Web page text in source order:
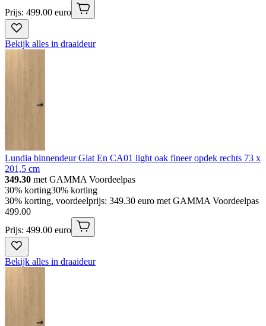
Prijs: 499.00 euro
Bekijk alles in draaideur
Lundia binnendeur Glat En CA01 light oak fineer opdek rechts 73 x
201,5 cm
349.30 met GAMMA Voordeelpas
30% korting30% korting
30% korting, voordeelprijs: 349.30 euro met GAMMA Voordeelpas
499.00
Prijs: 499.00 euro
Bekijk alles in draaideur